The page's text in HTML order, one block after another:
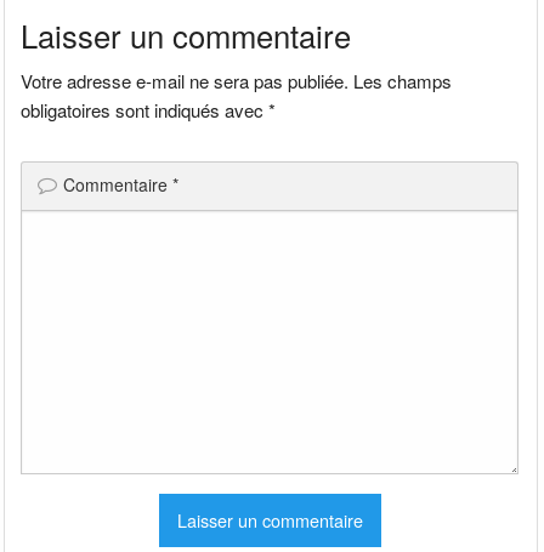
l’article
Laisser un commentaire
Votre adresse e-mail ne sera pas publiée. Les champs
obligatoires sont indiqués avec*
Commentaire*